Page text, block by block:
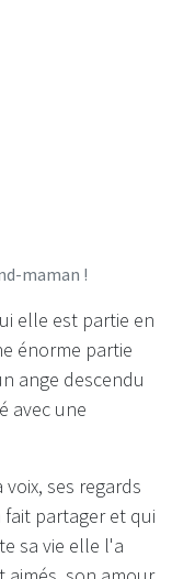
maman !
elle est partie en
énorme partie
ange descendu
avec une
ses regards
partager et qui
sa vie elle l'a